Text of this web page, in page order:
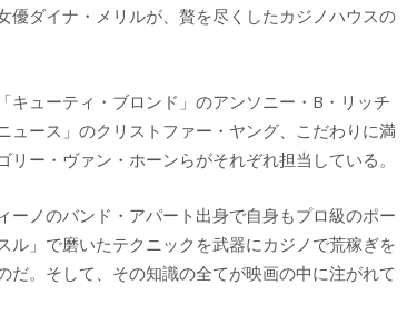
ダイナ・メリルが、贅を尽くしたカジノハウスの
ューティ・ブロンド」のアンソニー・B・リッチ
ース」のクリストファー・ヤング、こだわりに満
ー・ヴァン・ホーンらがそれぞれ担当している。
ノのバンド・アパート出身で自身もプロ級のポー
」で磨いたテクニックを武器にカジノで荒稼ぎを
。そして、その知識の全てが映画の中に注がれて